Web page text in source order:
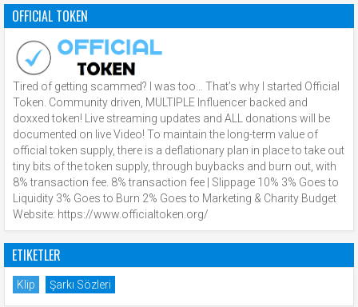
OFFICIAL TOKEN
Tired of getting scammed? I was too… That’s why I started Official
Token. Community driven, MULTIPLE Influencer backed and
doxxed token! Live streaming updates and ALL donations will be
documented on live Video! To maintain the long-term value of
official token supply, there is a deflationary plan in place to take out
tiny bits of the token supply, through buybacks and burn out, with
8% transaction fee. 8% transaction fee | Slippage 10% 3% Goes to
Liquidity 3% Goes to Burn 2% Goes to Marketing & Charity Budget
Website: https://www.officialtoken.org/
ETIKETLER
Klip Şarkı Sözleri